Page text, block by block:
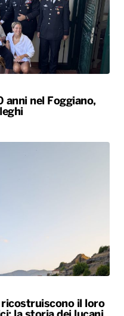
anni nel Foggiano,
ricostruiscono il loro